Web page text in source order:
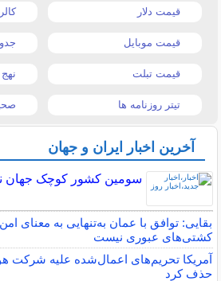
قیمت دلار
قیمت موبایل
قیمت تبلت نهج
تیتر روزنامه ها
آخرین اخبار ایران و جهان
سومین کشور کوچک جهان
بقایی: توافق با عمان به‌تنهایی به معنای
کشتی‌های عبوری نیست
آمریکا تحریم‌های اعمال‌شده علیه شرکت
حذف کرد